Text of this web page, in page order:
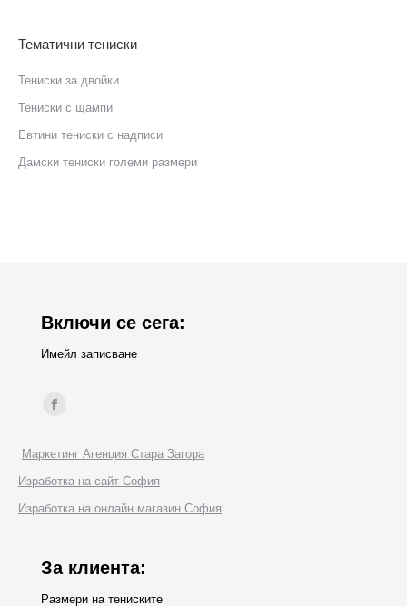
Тематични тениски
Тениски за двойки
Тениски с щампи
Eвтини тениски с надписи
Дамски тениски големи размери
Включи се сега:
Имейл записване
Find us on:
Facebook
opens
in
new
Маркетинг Агенция Стара Загора
Изработка на сайт София
Изработка на онлайн магазин София
За клиента:
Размери на тениските